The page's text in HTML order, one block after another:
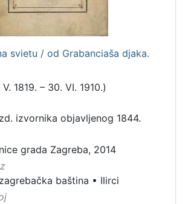
svietu / od Grabanciaša djaka.
1819. – 30. VI. 1910.)
izvornika objavljenog 1844.
grada Zagreba, 2014
baština • Ilirci